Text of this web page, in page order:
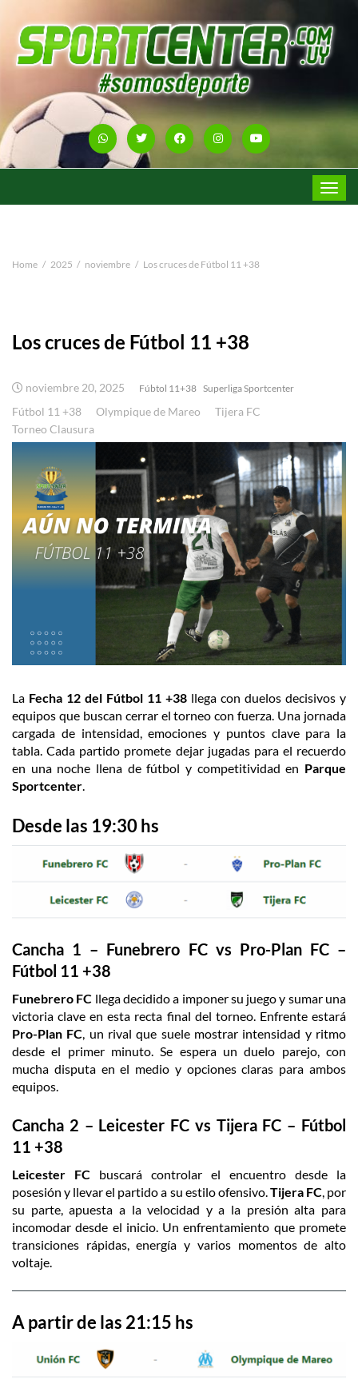
Toggle
Home 2025 noviembre Los cruces de Fútbol 11 +38
Los cruces de Fútbol 11 +38
noviembre 20, 2025 Fúbtol 11+38 Superliga Sportcenter
Fútbol 11 +38 Olympique de Mareo
Tijera FC
Torneo Clausura
La Fecha 12 del Fútbol 11 +38 llega con duelos decisivos y
equipos que buscan cerrar el torneo con fuerza. Una jornada
cargada de intensidad, emociones y puntos clave para la
tabla. Cada partido promete dejar jugadas para el recuerdo
en una noche llena de fútbol y competitividad en Parque
Sportcenter.
Desde las 19:30 hs
Cancha 1 – Funebrero FC vs Pro-Plan FC –
Fútbol 11 +38
Funebrero FC llega decidido a imponer su juego y sumar una
victoria clave en esta recta final del torneo. Enfrente estará
Pro-Plan FC, un rival que suele mostrar intensidad y ritmo
desde el primer minuto. Se espera un duelo parejo, con
mucha disputa en el medio y opciones claras para ambos
equipos.
Cancha 2 – Leicester FC vs Tijera FC – Fútbol
11 +38
Leicester FC buscará controlar el encuentro desde la
posesión y llevar el partido a su estilo ofensivo.Tijera FC, por
su parte, apuesta a la velocidad y a la presión alta para
incomodar desde el inicio. Un enfrentamiento que promete
transiciones rápidas, energía y varios momentos de alto
voltaje.
A partir de las 21:15 hs